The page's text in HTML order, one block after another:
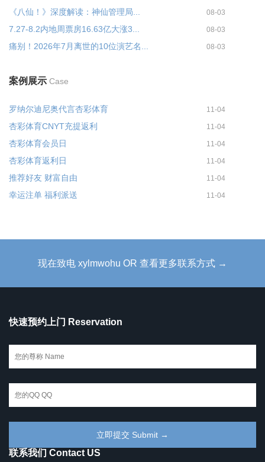
《八仙！》深度解读：神仙管理局... 08-03
7.27-8.2内地周票房16.63亿大涨3... 08-03
痛别！2026年7月离世的10位演艺名... 08-03
案例展示 Case
罗纳尔迪尼奥代言杏彩体育 11-04
杏彩体育CNYT充提返利 11-04
杏彩体育会员日 11-04
杏彩体育返利日 11-04
推荐好友 财富自由 11-04
幸运注单 福利派送 11-04
现在致电 xylmwohu OR 查看更多联系方式 →
快速预约上门 Reservation
联系我们 Contact US